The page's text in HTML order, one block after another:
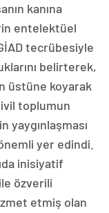
kanına
entelektüel
tecrübesiyle
belirterek,
üstüne koyarak
toplumun
yaygınlaşması
yer edindi.
inisiyatif
özverili
etmiş olan